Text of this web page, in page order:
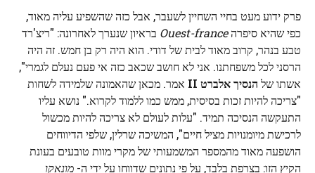
פרק ידוע מעט בחיי השחיין לשעבר, אבל כזה שהשפיע עליה מאוד,
כפי שהיא סיפרהOuest-france בראיון שנערך לאחרונה: "ריצ'רד
טבע בנהר, קרוב מאוד לבית של דודי. הוא היה רק ​​בן חמש. זה היה
הרסני לכל משפחתנו. אני לא חושב שכאב כזה אי פעם נעלם לגמרי",
אשתו של הנסיך אלברט II אמר. מכאן שהאמונה שלמידה לשחות
"צריכה להיות זכות בסיסית, ממש כמו ללמוד לקרוא." נושא עליו
התעקשה הנסיכה תמיד. "עלות לעולם לא צריכה להיות מכשול
לרכישת מיומנויות מציל חיים", המשיכה שרלין, שלפי הדיווחים
הושפעה מאוד מהמספר המשמעותי של מקרי מוות טובעים בעונת
הקיץ הזו: בצרפת בלבד, על פי נתונים שדווחו על ידי ה- מונאקו